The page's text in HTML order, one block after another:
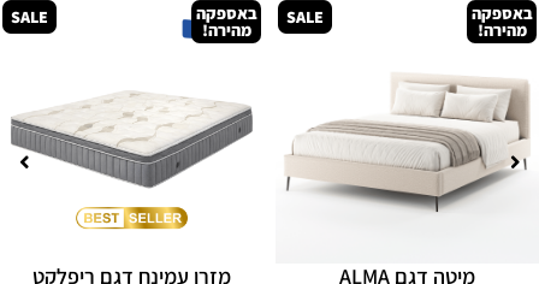
מיטה דגם ALMA
SALE באספקה
מהירה!
מזרן עמינח דגם ריפלקט
SALE באספקה
מהירה!